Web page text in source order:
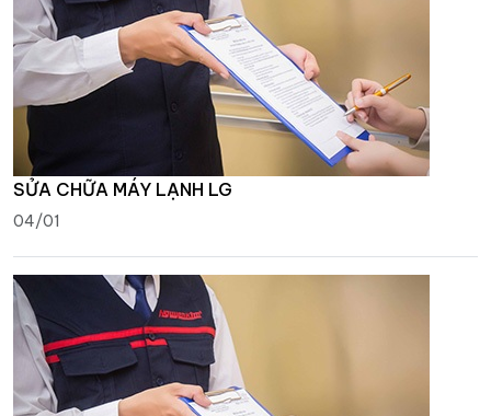
SỬA CHỮA MÁY LẠNH LG
04/01